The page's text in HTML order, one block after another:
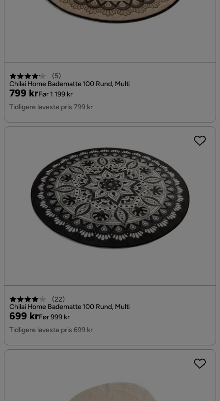
(5)
Chilai Home Badematte 100 Rund, Multi
Pris
799 kr
Original
Pris
Før 1 199 kr
Tidligere laveste pris 799 kr
(22)
Chilai Home Badematte 100 Rund, Multi
Pris
699 kr
Original
Pris
Før 999 kr
Tidligere laveste pris 699 kr